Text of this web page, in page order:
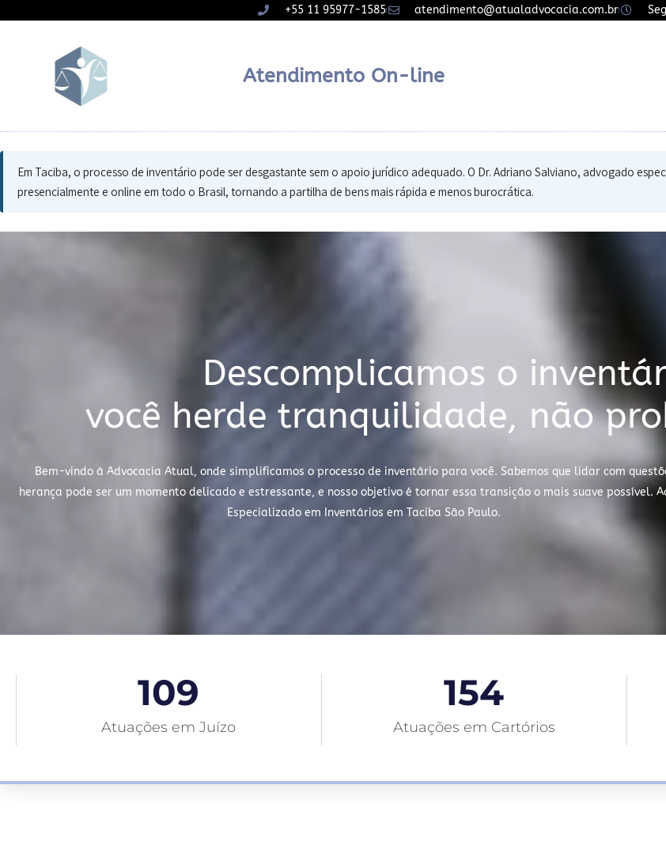
+55 11 95977-1585 atendimento@atualadvocacia.com.br
Atendimento On-line
Em Taciba, o processo de inventário pode ser desgastante sem o apoio jurídico adequado. O Dr. Adriano Salviano, advogado
presencialmente e online em todo o Brasil, tornando a partilha de bens mais rápida e menos burocrática.
Descomplicamos o
você herde tranquilidade, não
Bem-vindo à Advocacia Atual, onde simplificamos o processo de inventário para você. Sabemos que lidar com
herança pode ser um momento delicado e estressante, e nosso objetivo é tornar essa transição o mais suave possível.
Especializado em Inventários em Taciba São Paulo.
Atuações em Juízo
109
Atuações em Cartórios
154